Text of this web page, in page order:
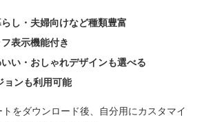
し・夫婦向けなど種類豊富
表示機能付き
い・おしゃれデザインも選べる
ョンも利用可能
をダウンロード後、自分用にカスタマイ